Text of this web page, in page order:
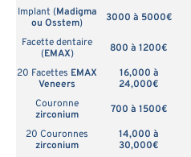
Implant (Madigma
ou Osstem) 3000 à 5000€
Facette dentaire
(EMAX) 800 à 1200€
20 Facettes EMAX
Veneers
16,000 à
24,000€
Couronne
zirconium
700 à 1500€
20 Couronnes
zirconium
14,000 à
30,000€